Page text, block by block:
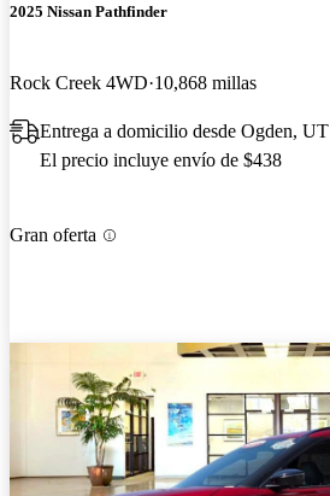
2025 Nissan Pathfinder
Rock Creek 4WD 10,868 millas
Entrega a domicilio desde Ogden, UT
El precio incluye envío de $438
Gran oferta